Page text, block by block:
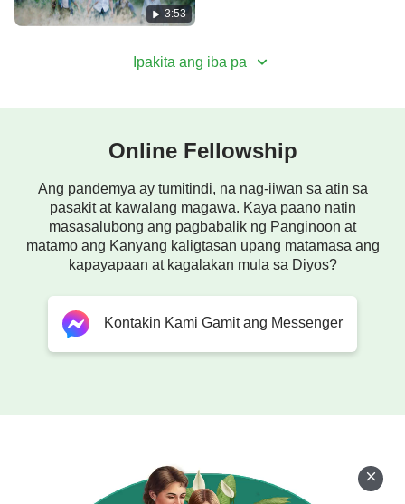
dahilan ng katiwalian, at kanilang kapangitan.
Nililinaw ng Diyos likas na pagkatao ng tao sa salita
sa paglalantad at pagtatabas,
habang paghatol Niya'y Kanyang ginagawa.
Katotohanan lamang na wala sa tao ang
makakagawa.
Paghatol nagpapaunawa ng tunay na mukha ng
Diyos sa tao
3:53
Ipakita ang iba pa
Online Fellowship
Ang pandemya ay tumitindi, na nag-iiwan sa atin sa
pasakit at kawalang magawa. Kaya paano natin
masasalubong ang pagbabalik ng Panginoon at
matamo ang Kanyang kaligtasan upang matamasa ang
kapayapaan at kagalakan mula sa Diyos?
Kontakin Kami Gamit ang Messenger